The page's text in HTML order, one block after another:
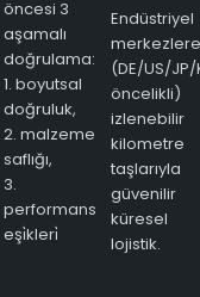
öncesi 3
aşamalı
doğrulama:
1. boyutsal
doğruluk,
2. malzeme
saflığı,
3.
performans
eşi̇kleri̇
Endüstriyel
merkezlere
(DE/US/JP/
öncelikli)
izlenebilir
kilometre
taşlarıyla
güvenilir
küresel
lojistik.